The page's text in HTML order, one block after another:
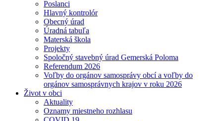
Poslanci
Hlavný kontrolór
Obecný úrad
Úradná tabuľa
Materská škola
Projekty
Spoločný stavebný úrad Gemerská Poloma
Referendum 2026
Voľby do orgánov samosprávy obcí a voľby do
orgánov samosprávnych krajov v roku 2026
Život v obci
Aktuality
Oznamy miestneho rozhlasu